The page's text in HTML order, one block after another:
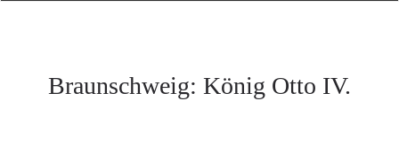
Braunschweig: König Otto IV.